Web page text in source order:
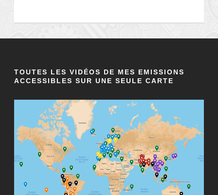
TOUTES LES VIDÉOS DE MES EMISSIONS
ACCESSIBLES SUR UNE SEULE CARTE